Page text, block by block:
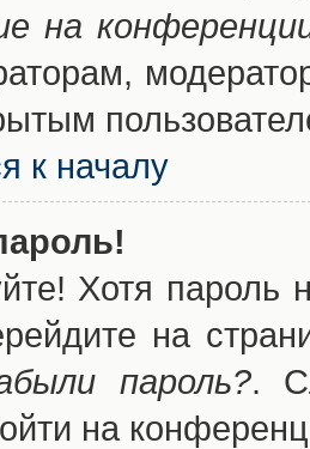
на
к началу
Хотя пароль
на
пароль?.
на